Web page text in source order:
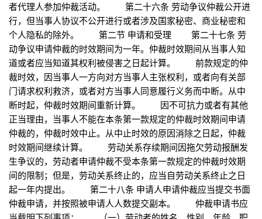
者代理人参加仲裁活动。 第二十六条 劳动争议仲裁公开进
行，但当事人协议不公开进行或者涉及国家秘密、商业秘密和
个人隐私的除外。 第二节 申请和受理 第二十七条 劳
动争议申请仲裁的时效期间为一年。仲裁时效期间从当事人知
道或者应当知道其权利被侵害之日起计算。 前款规定的仲
裁时效，因当事人一方向对方当事人主张权利，或者向有关部
门请求权利救济，或者对方当事人同意履行义务而中断。从中
断时起，仲裁时效期间重新计算。 因不可抗力或者有其他
正当理由，当事人不能在本条第一款规定的仲裁时效期间申请
仲裁的，仲裁时效中止。从中止时效的原因消除之日起，仲裁
时效期间继续计算。 劳动关系存续期间因拖欠劳动报酬发
生争议的，劳动者申请仲裁不受本条第一款规定的仲裁时效期
间的限制；但是，劳动关系终止的，应当自劳动关系终止之日
起一年内提出。 第二十八条 申请人申请仲裁应当提交书面
仲裁申请，并按照被申请人人数提交副本。 仲裁申请书应